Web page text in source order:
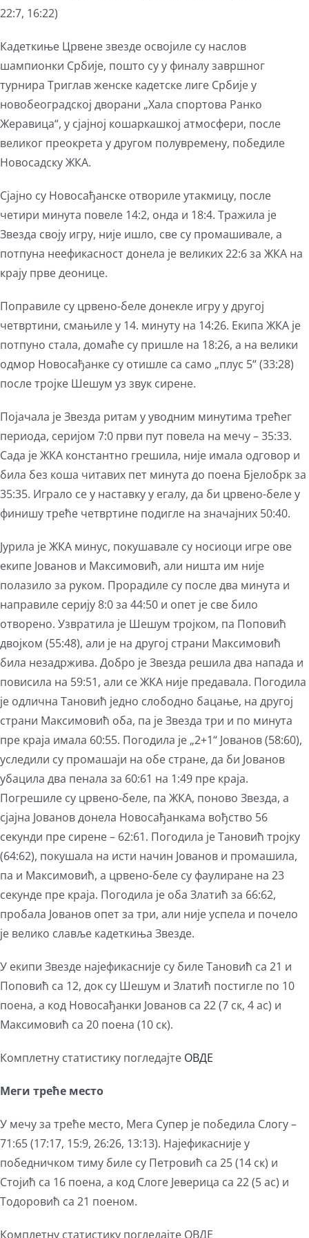
22:7, 16:22)
Кадеткиње Црвене звезде освојиле су наслов
шампионки Србије, пошто су у финалу завршног
турнира Триглав женске кадетске лиге Србије у
новобеоградској дворани „Хала спортова Ранко
Жеравица“, у сјајној кошаркашкој атмосфери, после
великог преокрета у другом полувремену, победиле
Новосадску ЖКА.
Сјајно су Новосађанске отвориле утакмицу, после
четири минута повеле 14:2, онда и 18:4. Тражила је
Звезда своју игру, није ишло, све су промашивале, а
потпуна неефикасност донела је великих 22:6 за ЖКА на
крају прве деонице.
Поправиле су црвено-беле донекле игру у другој
четвртини, смањиле у 14. минуту на 14:26. Екипа ЖКА је
потпуно стала, домаће су пришле на 18:26, а на велики
одмор Новосађанке су отишле са само „плус 5“ (33:28)
после тројке Шешум уз звук сирене.
Појачала је Звезда ритам у уводним минутима трећег
периода, серијом 7:0 први пут повела на мечу – 35:33.
Сада је ЖКА константно грешила, није имала одговор и
била без коша читавих пет минута до поена Бјелобрк за
35:35. Играло се у наставку у егалу, да би црвено-беле у
финишу треће четвртине подигле на значајних 50:40.
Јурила је ЖКА минус, покушавале су носиоци игре ове
екипе Јованов и Максимовић, али ништа им није
полазило за руком. Прорадиле су после два минута и
направиле серију 8:0 за 44:50 и опет је све било
отворено. Узвратила је Шешум тројком, па Поповић
двојком (55:48), али је на другој страни Максимовић
била незадржива. Добро је Звезда решила два напада и
повисила на 59:51, али се ЖКА није предавала. Погодила
је одлична Тановић једно слободно бацање, на другој
страни Максимовић оба, па је Звезда три и по минута
пре краја имала 60:55. Погодила је „2+1“ Јованов (58:60),
уследили су промашаји на обе стране, да би Јованов
убацила два пенала за 60:61 на 1:49 пре краја.
Погрешиле су црвено-беле, па ЖКА, поново Звезда, а
сјајна Јованов донела Новосађанкама вођство 56
секунди пре сирене – 62:61. Погодила је Тановић тројку
(64:62), покушала на исти начин Јованов и промашила,
па и Максимовић, а црвено-беле су фаулиране на 23
секунде пре краја. Погодила је оба Златић за 66:62,
пробала Јованов опет за три, али није успела и почело
је велико славље кадеткиња Звезде.
У екипи Звезде најефикасније су биле Тановић са 21 и
Поповић са 12, док су Шешум и Златић постигле по 10
поена, а код Новосађанки Јованов са 22 (7 ск, 4 ас) и
Максимовић са 20 поена (10 ск).
Комплетну статистику погледајте ОВДЕ
Меги треће место
У мечу за треће место, Мега Супер је победила Слогу –
71:65 (17:17, 15:9, 26:26, 13:13). Најефикасније у
победничком тиму биле су Петровић са 25 (14 ск) и
Стојић са 16 поена, а код Слоге Јеверица са 22 (5 ас) и
Тодоровић са 21 поеном.
Комплетну статистику погледајте ОВДЕ